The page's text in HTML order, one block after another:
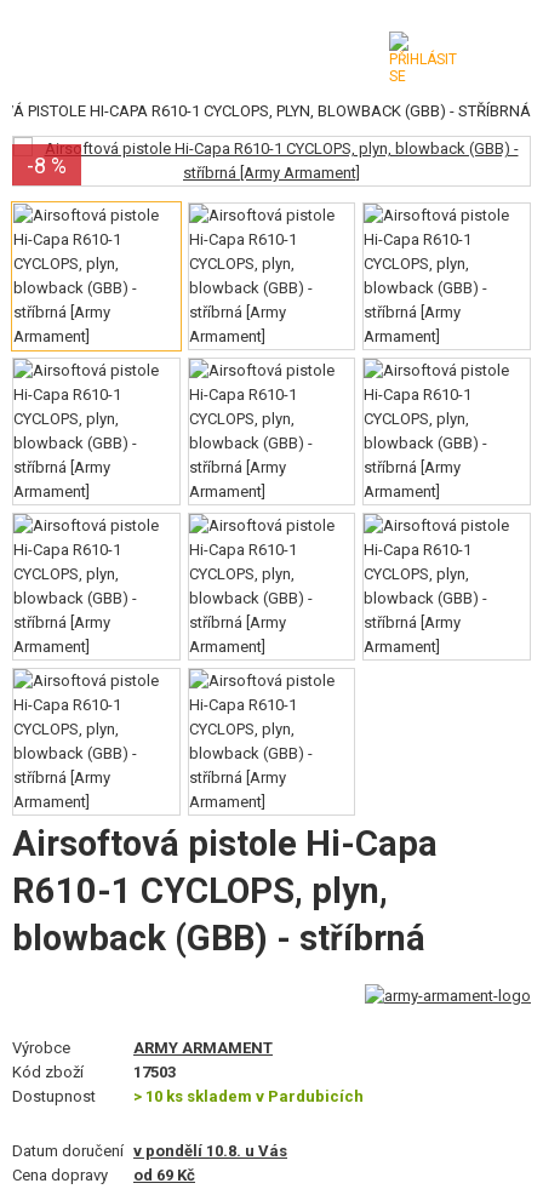
KATEGORIE
AIRSOFTOVÉ ZBRANĚ
VZDUCHOVÉ ZBRANĚ, PRAKY
GRANÁTOMETY, GRANÁTY
KULIČKY, PLYN
AKUMULÁTORY, NABÍJEČKY
ZÁSOBNÍKY, PLNIČKY
BRÝLE, MASKY
VÝSTROJ, UNIFORMY, POUZDRA
MASKOVÁNÍ, BARVY, PÁSKY
VYSÍLAČKY, HEADSETY, KAMERY
DOPLŇKY KE ZBRANÍM, POPRUHY
NÁHRADNÍ DÍLY, UPGRADE
SERVIS A ÚDRŽBA ZBRANÍ
SEBEOBRANA, VÝCVIK, NOŽE
TERČE, STŘELNICE
JÍDLO
STAVEBNICE, MODELY
REKLAMNÍ PŘEDMĚTY
PISTOLE HI-CAPA R610-1 CYCLOPS, PLYN, BLOWBACK (GBB) - STŘÍBRNÁ
-8 %
Airsoftová pistole Hi-Capa
R610-1 CYCLOPS, plyn,
blowback (GBB) - stříbrná
Výrobce
ARMY ARMAMENT
Kód zboží
17503
Dostupnost
> 10 ks skladem v Pardubicích
Datum doručení v pondělí 10.8. u Vás
Cena dopravy
od 69 Kč